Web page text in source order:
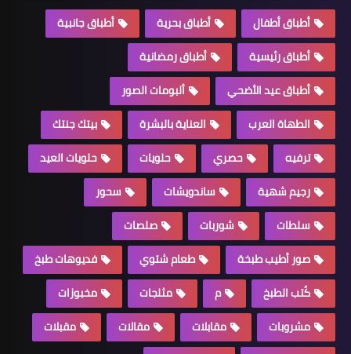
أطباق أطفال أطباق بحرية
أطباق جانبية
أطباق رئيسية
أطباق رمضانية
أطباق عيد الأضحي
ألبومات الصور
الطهاة العرب
العناية بالبشرة
بيتك جنتك
ترفيه
حصري حلويات
حلويات العيد
رجيم شهية
ساندويشات
سحور
سلطات
شوربات
صلصات
صور أطيب طبخة
طعام شتوي
فديوهات طبخ
كُتب الطبخ
م مثلجات
مخبوزات
مشروبات
مقابلات مقالات
مقبلات